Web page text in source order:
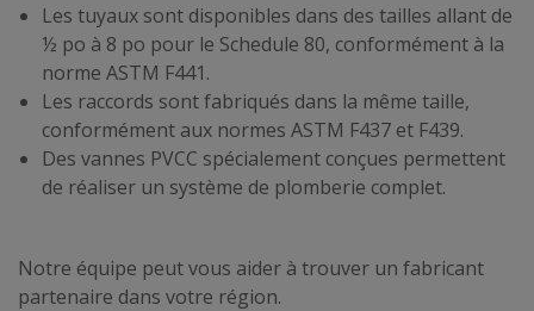
Les tuyaux sont disponibles dans des tailles allant de
½ po à 8 po pour le Schedule 80, conformément à la
norme ASTM F441.
Les raccords sont fabriqués dans la même taille,
conformément aux normes ASTM F437 et F439.
Des vannes PVCC spécialement conçues permettent
de réaliser un système de plomberie complet.
Notre équipe peut vous aider à trouver un fabricant
partenaire dans votre région.